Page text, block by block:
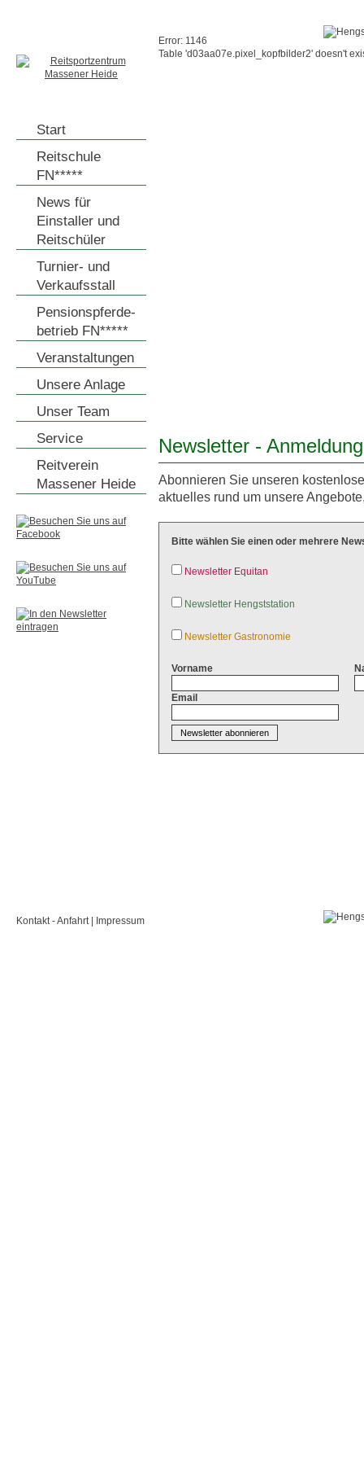
Start
Reitschule
FN*****
News für
Einstaller und
Reitschüler
Turnier- und
Verkaufsstall
Pensionspferde-
betrieb FN*****
Veranstaltungen
Unsere Anlage
Unser Team
Service
Reitverein
Massener Heide
Error: 1146
Table 'd03aa07e.pixel_kopfbilder2' doesn't
Newsletter - Anmeldung
Abonnieren Sie unseren
aktuelles rund um unsere
Bitte wählen Sie einen oder mehrere
Newsletter Equitan
Newsletter Hengststation
Newsletter Gastronomie
Vorname
Email
Kontakt - Anfahrt| Impressum